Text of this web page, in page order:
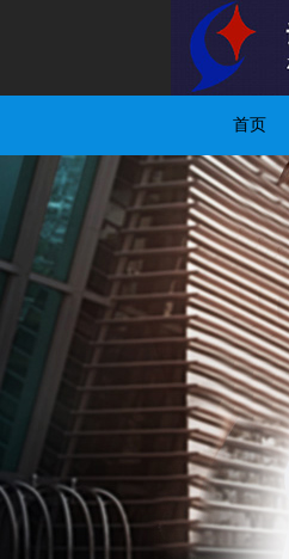
首页